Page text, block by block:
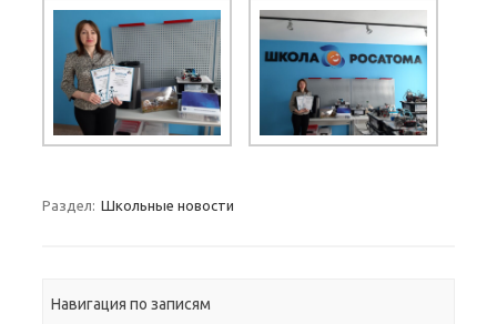
Раздел: Школьные новости
Навигация по записям